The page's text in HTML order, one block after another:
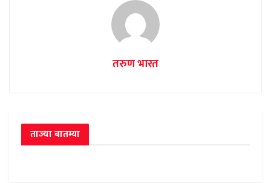
तरुण भारत
ताज्या बातम्या